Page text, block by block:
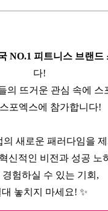
NO.1 피트니스 브랜드
다!
의 뜨거운 관심 속에 스
포엑스에 참가합니다!
의 새로운 패러다임을
신적인 비전과 성공 노
경험하실 수 있는 기회,
대 놓치지 마세요! ✨